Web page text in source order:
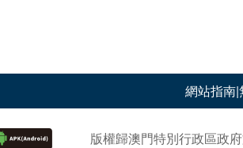
網站指南|
版權歸澳門特別行政區政